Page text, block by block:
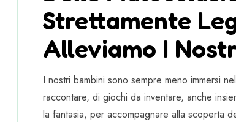
Strettamente
Alleviamo I
I nostri bambini sono sempre meno immersi
raccontare, di giochi da inventare, anche
la fantasia, per accompagnare alla scoperta